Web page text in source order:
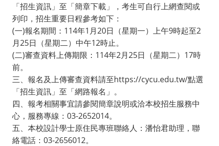
「招生資訊」至「簡章下載」，考生可自行上網查閱或
列印，招生重要日程參考如下：
(一)報名期間：114年1月20日（星期一）上午9時起至2
月25日（星期二）中午12時止。
(二)審查資料上傳期限：114年2月25日（星期二）17時
前。
三、報名及上傳審查資料請至https://cycu.edu.tw/點選
「招生資訊」至「網路報名」。
四、報考相關事宜請參閱簡章說明或洽本校招生服務中
心，服務專線：03-2652014。
五、本校設計學士原住民專班聯絡人：潘怡君助理，聯
絡電話：03-2656012。